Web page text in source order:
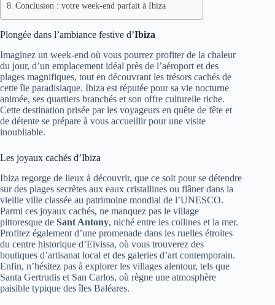
Conclusion : votre week-end parfait à Ibiza
Plongée dans l’ambiance festive d’Ibiza
Imaginez un week-end où vous pourrez profiter de la chaleur
du jour, d’un emplacement idéal près de l’aéroport et des
plages magnifiques, tout en découvrant les trésors cachés de
cette île paradisiaque. Ibiza est réputée pour sa vie nocturne
animée, ses quartiers branchés et son offre culturelle riche.
Cette destination prisée par les voyageurs en quête de fête et
de détente se prépare à vous accueillir pour une visite
inoubliable.
Les joyaux cachés d’Ibiza
Ibiza regorge de lieux à découvrir, que ce soit pour se détendre
sur des plages secrètes aux eaux cristallines ou flâner dans la
vieille ville classée au patrimoine mondial de l’UNESCO.
Parmi ces joyaux cachés, ne manquez pas le village
pittoresque de Sant Antony, niché entre les collines et la mer.
Profitez également d’une promenade dans les ruelles étroites
du centre historique d’Eivissa, où vous trouverez des
boutiques d’artisanat local et des galeries d’art contemporain.
Enfin, n’hésitez pas à explorer les villages alentour, tels que
Santa Gertrudis et San Carlos, où règne une atmosphère
paisible typique des îles Baléares.